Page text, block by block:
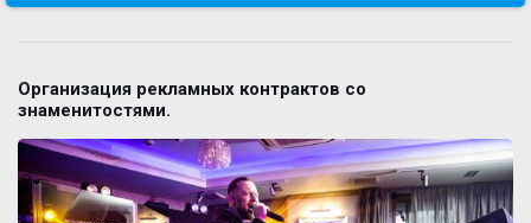
Организация рекламных контрактов со
знаменитостями.